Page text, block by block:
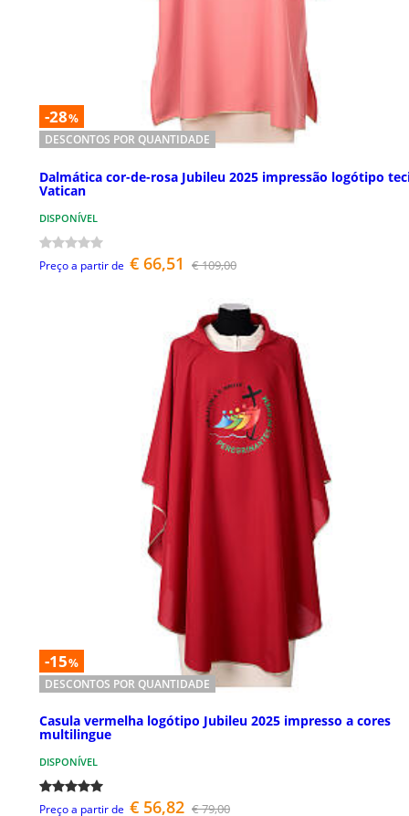
-28%
DESCONTOS POR QUANTIDADE
Dalmática cor-de-rosa Jubileu 2025 impressão logótipo
Vatican
DISPONÍVEL
Preço a partir de € 66,51 € 109,00
-15%
DESCONTOS POR QUANTIDADE
Casula vermelha logótipo Jubileu 2025 impresso a cores
multilingue
DISPONÍVEL
Preço a partir de € 56,82 € 79,00